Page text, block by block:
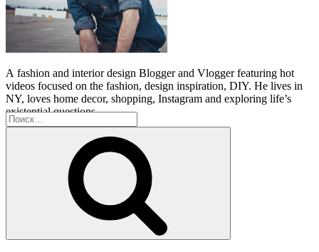
A fashion and interior design Blogger and Vlogger featuring hot
videos focused on the fashion, design inspiration, DIY. He lives in
NY, loves home decor, shopping, Instagram and exploring life’s
existential questions.
Искать: